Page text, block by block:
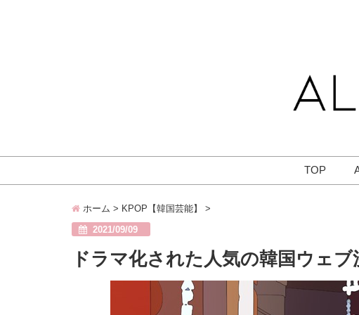
TOP
ホーム > KPOP【韓国芸能】
>
2021/09/09
ドラマ化された人気の韓国ウェ